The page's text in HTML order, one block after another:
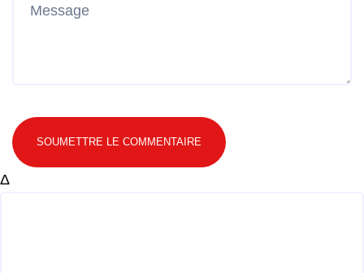
SOUMETTRE LE COMMENTAIRE
Δ